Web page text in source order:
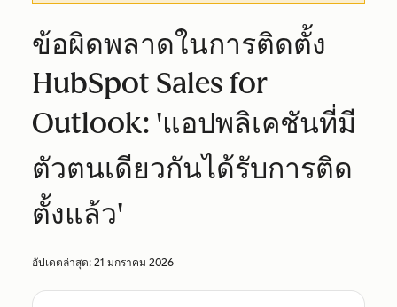
ข้อผิดพลาดในการติดตั้ง
HubSpot Sales for
Outlook: 'แอปพลิเคชันที่มี
ตัวตนเดียวกันได้รับการติด
ตั้งแล้ว'
อัปเดตล่าสุด: 21 มกราคม 2026